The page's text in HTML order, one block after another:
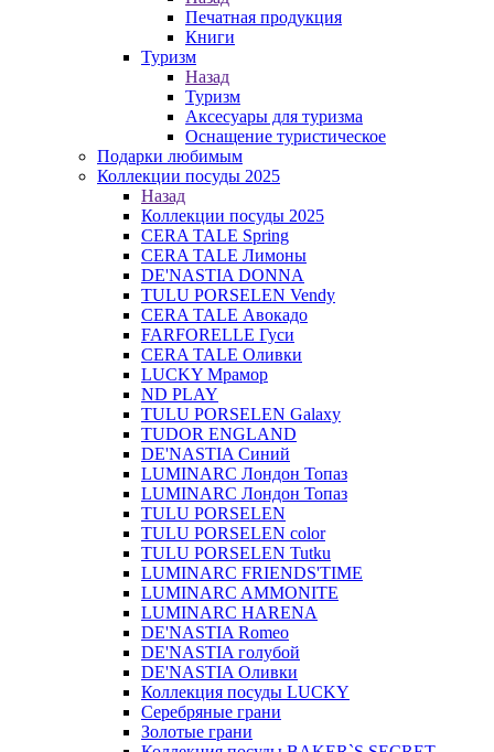
Печатная продукция
Книги
Туризм
Назад
Туризм
Аксесуары для туризма
Оснащение туристическое
Подарки любимым
Коллекции посуды 2025
Назад
Коллекции посуды 2025
CERA TALE Spring
CERA TALE Лимоны
DE'NASTIA DONNA
TULU PORSELEN Vendy
CERA TALE Авокадо
FARFORELLE Гуси
CERA TALE Оливки
LUCKY Мрамор
ND PLAY
TULU PORSELEN Galaxy
TUDOR ENGLAND
DE'NASTIA Синий
LUMINARC Лондон Топаз
LUMINARC Лондон Топаз
TULU PORSELEN
TULU PORSELEN color
TULU PORSELEN Tutku
LUMINARC FRIENDS'TIME
LUMINARC AMMONITE
LUMINARC HARENA
DE'NASTIA Romeo
DE'NASTIA голубой
DE'NASTIA Оливки
Коллекция посуды LUCKY
Серебряные грани
Золотые грани